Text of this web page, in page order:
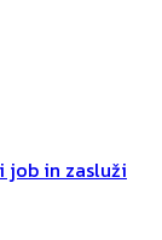
job in zasluži